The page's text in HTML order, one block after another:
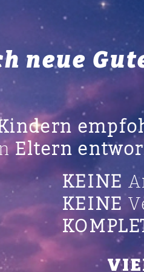
neue
Eltern
KEINE
KEINE